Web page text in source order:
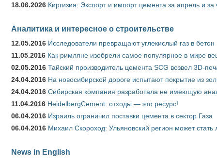
18.06.2026 Киргизия: Экспорт и импорт цемента за апрель и
Аналитика и интересное о строительстве
12.05.2016 Исследователи превращают углекислый газ в бетон
11.05.2016 Как римляне изобрели самое популярное в мире
02.05.2016 Тайский производитель цемента SCG возвел 3D-
24.04.2016 На новосибирской дороге испытают покрытие из
24.04.2016 Сибирская компания разработала не имеющую
11.04.2016 HeidelbergCement: отходы — это ресурс!
06.04.2016 Израиль ограничил поставки цемента в сектор Газа
06.04.2016 Михаил Скороход: Ульяновский регион может
News in English